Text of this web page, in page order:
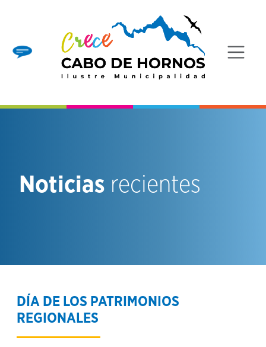
Noticias recientes
DÍA DE LOS PATRIMONIOS
REGIONALES